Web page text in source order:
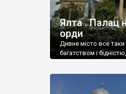
Ялта . Палац
орди
Дивне місто все
багатством і